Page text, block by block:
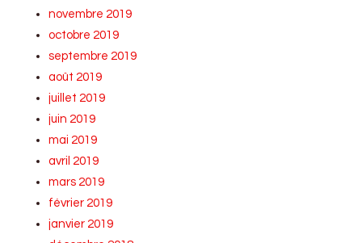
novembre 2019
octobre 2019
septembre 2019
août 2019
juillet 2019
juin 2019
mai 2019
avril 2019
mars 2019
février 2019
janvier 2019